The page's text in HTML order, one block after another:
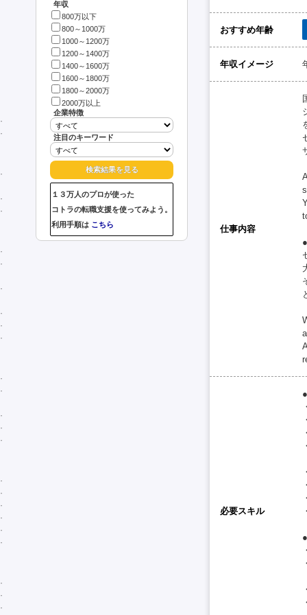
年収
800万以下
800～1000万
1000～1200万
1200～1400万
1400～1600万
1600～1800万
1800～2000万
2000万以上
企業特徴
注目のキーワード
１３万人のプロが使った
コトラの転職支援を使ってみよう。
利用手順は こちら
おすすめ年齢
年収イメージ
仕事内容
必要スキル